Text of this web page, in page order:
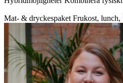
Mat- & dryckespaket Frukost, lunch,